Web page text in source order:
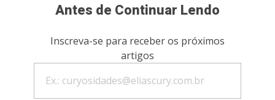
Antes de Continuar Lendo
Inscreva-se para receber os próximos
artigos